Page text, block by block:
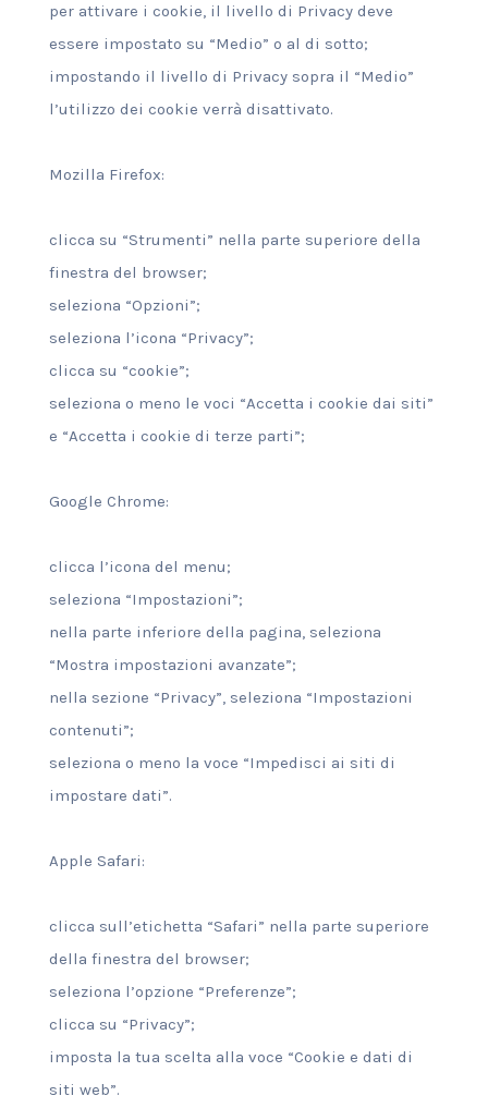
per attivare i cookie, il livello di Privacy deve
essere impostato su “Medio” o al di sotto;
impostando il livello di Privacy sopra il “Medio”
l’utilizzo dei cookie verrà disattivato.
Mozilla Firefox:
clicca su “Strumenti” nella parte superiore della
finestra del browser;
seleziona “Opzioni”;
seleziona l’icona “Privacy”;
clicca su “cookie”;
seleziona o meno le voci “Accetta i cookie dai siti”
e “Accetta i cookie di terze parti”;
Google Chrome:
clicca l’icona del menu;
seleziona “Impostazioni”;
nella parte inferiore della pagina, seleziona
“Mostra impostazioni avanzate”;
nella sezione “Privacy”, seleziona “Impostazioni
contenuti”;
seleziona o meno la voce “Impedisci ai siti di
impostare dati”.
Apple Safari:
clicca sull’etichetta “Safari” nella parte superiore
della finestra del browser;
seleziona l’opzione “Preferenze”;
clicca su “Privacy”;
imposta la tua scelta alla voce “Cookie e dati di
siti web”.